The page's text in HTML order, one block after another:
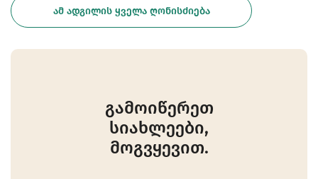
ᲐᲛ ᲐᲓᲒᲘᲚᲘᲡ ᲧᲕᲔᲚᲐ ᲦᲝᲜᲘᲡᲫᲘᲔᲑᲐ
გამოიწერეთ
სიახლეები,
მოგვყევით.